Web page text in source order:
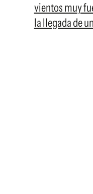
vientos muy
la llegada de